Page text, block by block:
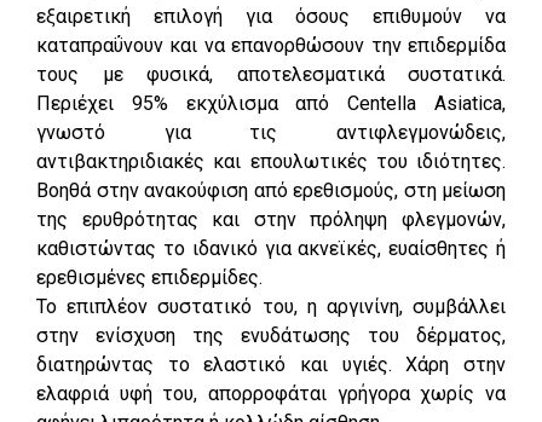
εξαιρετική επιλογή για όσους επιθυμούν να
καταπραΰνουν και να επανορθώσουν την επιδερμίδα
τους με φυσικά, αποτελεσματικά συστατικά.
Περιέχει 95% εκχύλισμα από Centella Asiatica,
γνωστό για τις αντιφλεγμονώδεις,
αντιβακτηριδιακές και επουλωτικές του ιδιότητες.
Βοηθά στην ανακούφιση από ερεθισμούς, στη μείωση
της ερυθρότητας και στην πρόληψη φλεγμονών,
καθιστώντας το ιδανικό για ακνεϊκές, ευαίσθητες ή
ερεθισμένες επιδερμίδες.
Το επιπλέον συστατικό του, η αργινίνη, συμβάλλει
στην ενίσχυση της ενυδάτωσης του δέρματος,
διατηρώντας το ελαστικό και υγιές. Χάρη στην
ελαφριά υφή του, απορροφάται γρήγορα χωρίς να